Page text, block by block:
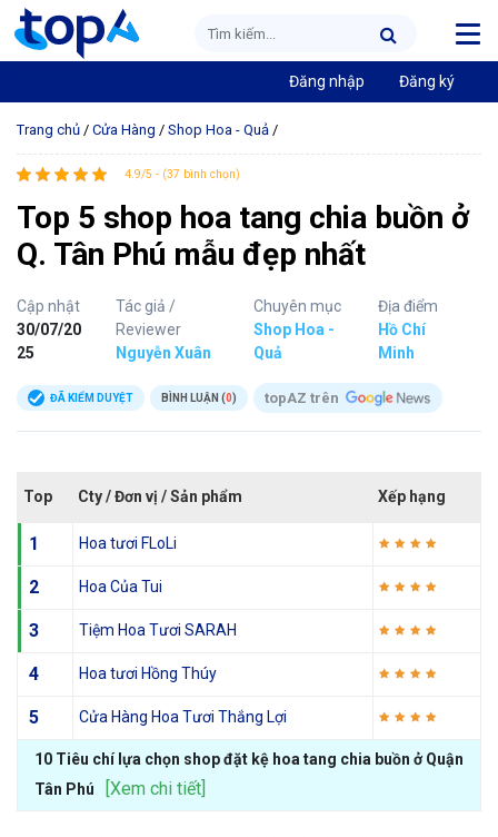
Đăng nhập Đăng ký
Trang chủ / Cửa Hàng / Shop Hoa - Quả /
4.9/5 - (37 bình chọn)
Top 5 shop hoa tang chia buồn ở
Q. Tân Phú mẫu đẹp nhất
Cập nhật
30/07/20
25
Tác giả /
Reviewer
Nguyễn Xuân
Chuyên mục
Shop Hoa -
Quả
Địa điểm
Hồ Chí
Minh
ĐÃ KIỂM DUYỆT BÌNH LUẬN (0) topAZ trên
Top Cty / Đơn vị / Sản phẩm Xếp hạng
1 Hoa tươi FLoLi
2 Hoa Của Tui
3 Tiệm Hoa Tươi SARAH
4 Hoa tươi Hồng Thúy
5 Cửa Hàng Hoa Tươi Thắng Lợi
10 Tiêu chí lựa chọn shop đặt kệ hoa tang chia buồn ở Quận
Tân Phú
[Xem chi tiết]